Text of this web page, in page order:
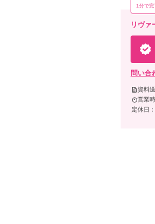
リヴァ
1分で
問い合
資料
営業
定休日